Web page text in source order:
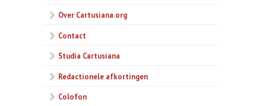
Over Cartusiana.org
Contact
Studia Cartusiana
Redactionele afkortingen
Colofon